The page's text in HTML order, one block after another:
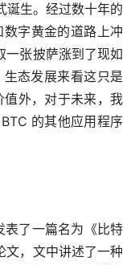
诞生。经过数十年的
字黄金的道路上冲
一张披萨涨到了现如
态发展来看这只是
外，对于未来，我
的其他应用程序
了一篇名为《比特
文，文中讲述了一种